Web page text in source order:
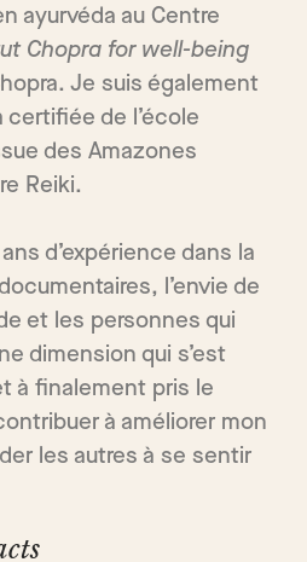
ayurvéda au Centre
Chopra for well-being
Je suis également
de l’école
des Amazones
Reiki.
d’expérience dans la
l’envie de
et les personnes qui
dimension qui s’est
à finalement pris le
à améliorer mon
les autres à se sentir